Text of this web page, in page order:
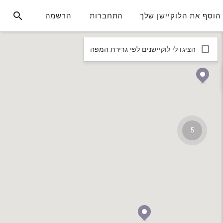
הוסף את הלוקיישן שלך התחברות הרשמה
5
הציגו לי לוקיישנים לפי גרירת המפה